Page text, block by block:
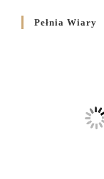
Pełnia Wiary